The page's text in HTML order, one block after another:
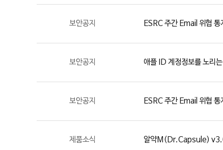
보안공지 ESRC 주간 Email 위협
보안공지 애플 ID 계정정보를 노리
보안공지 ESRC 주간 Email 위협
제품소식 알약M(Dr.Capsule)